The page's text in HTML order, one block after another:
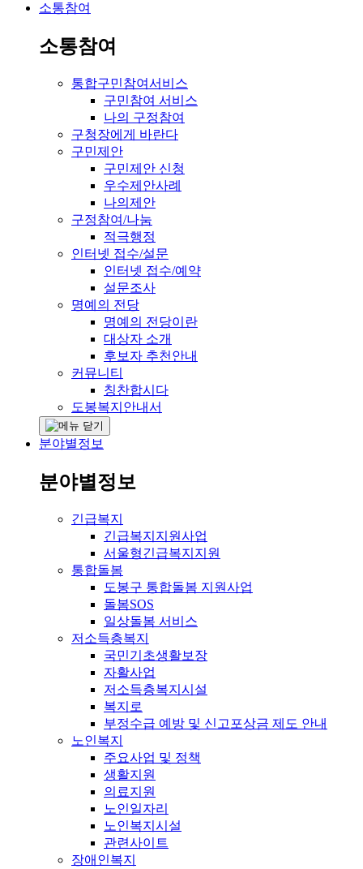
소통참여
소통참여
통합구민참여서비스
구민참여 서비스
나의 구정참여
구청장에게 바란다
구민제안
구민제안 신청
우수제안사례
나의제안
구정참여/나눔
적극행정
인터넷 접수/설문
인터넷 접수/예약
설문조사
명예의 전당
명예의 전당이란
대상자 소개
후보자 추천안내
커뮤니티
칭찬합시다
도봉복지안내서
분야별정보
분야별정보
긴급복지
긴급복지지원사업
서울형긴급복지지원
통합돌봄
도봉구 통합돌봄 지원사업
돌봄SOS
일상돌봄 서비스
저소득층복지
국민기초생활보장
자활사업
저소득층복지시설
복지로
부정수급 예방 및 신고포상금 제도 안내
노인복지
주요사업 및 정책
생활지원
의료지원
노인일자리
노인복지시설
관련사이트
장애인복지